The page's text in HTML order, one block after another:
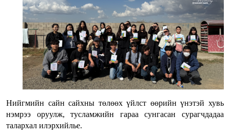
Нийгмийн сайн сайхны төлөөх үйлст өөрийн үнэтэй хувь
нэмрээ оруулж, тусламжийн гараа сунгасан сурагчдадаа
талархал илэрхийлье.